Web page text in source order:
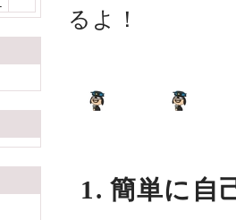
るよ！
1. 簡単に自